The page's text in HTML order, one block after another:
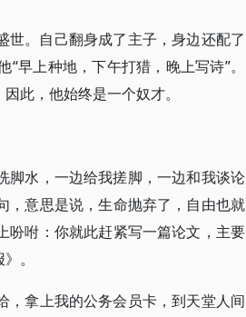
。自己翻身成了主子，身边还配了
早上种地，下午打猎，晚上写诗”。
此，他始终是一个奴才。
脚水，一边给我搓脚，一边和我谈论
，意思是说，生命抛弃了，自由也就
吩咐：你就此赶紧写一篇论文，主要
。
，拿上我的公务会员卡，到天堂人间